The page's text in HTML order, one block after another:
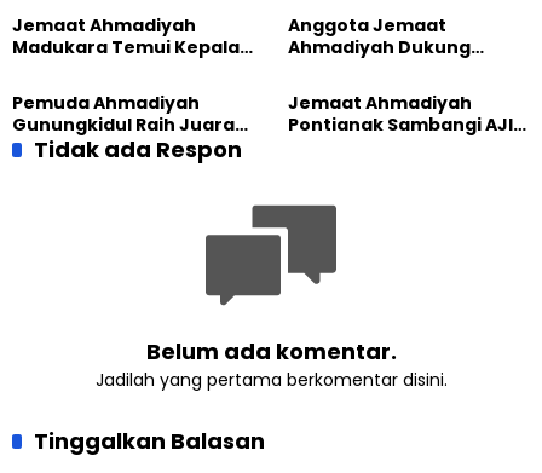
Sambut HUT RI ke-81
Generasi Unggul
Jemaat Ahmadiyah
Madukara Temui Kepala
Komitmen Jaga
Kerukunan
Anggota Jemaat
Ahmadiyah Dukung
Kolaborasi Klinik KBB DIY
Pemuda Ahmadiyah
Gunungkidul Raih Juara
Lomba Video Literasi 2026
Jemaat Ahmadiyah
Pontianak Sambangi AJI,
Tidak ada Respon
Belum ada komentar.
Jadilah yang pertama berkomentar disini.
Tinggalkan Balasan